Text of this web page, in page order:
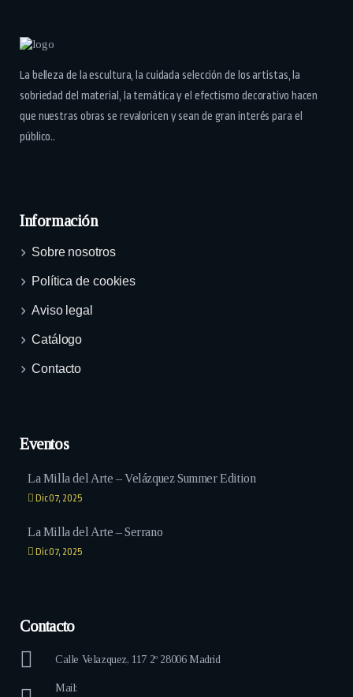
La belleza de la escultura, la cuidada selección de los artistas, la
sobriedad del material, la temática y el efectismo decorativo hacen
que nuestras obras se revaloricen y sean de gran interés para el
público..
Información
Sobre nosotros
Política de cookies
Aviso legal
Catálogo
Contacto
Eventos
La Milla del Arte – Velázquez Summer Edition
Dic 07, 2025
La Milla del Arte – Serrano
Dic 07, 2025
Contacto
Calle Velazquez, 117 2º 28006 Madrid
Mail: